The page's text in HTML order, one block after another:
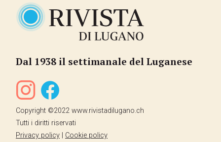
Dal 1938 il settimanale del Luganese
Copyright ©2022 www.rivistadilugano.ch
Tutti i diritti riservati
Privacy policy
Cookie policy